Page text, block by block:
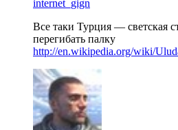
internet_gign
Все таки Турция — светская
перегибать палку
http://en.wikipedia.org/wiki/